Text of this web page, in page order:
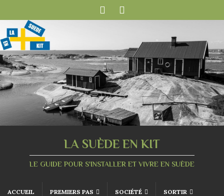
LA SUÈDE EN KIT
LE GUIDE POUR S'INSTALLER ET VIVRE EN SUÈDE
ACCUEIL PREMIERS PAS SOCIÉTÉ SORTIR